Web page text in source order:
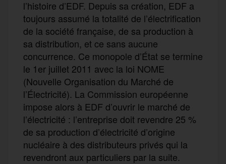
l’histoire d’EDF. Depuis sa création, EDF a
toujours assumé la totalité de l’électrification
de la société française, de sa production à
sa distribution, et ce sans aucune
concurrence. Ce monopole d’État se termine
le 1er juillet 2011 avec la loi NOME
(Nouvelle Organisation du Marché de
l’Électricité). La Commission européenne
impose alors à EDF d’ouvrir le marché de
l’électricité : l’entreprise doit revendre 25 %
de sa production d’électricité d’origine
nucléaire à des distributeurs privés qui la
revendront aux particuliers par la suite.